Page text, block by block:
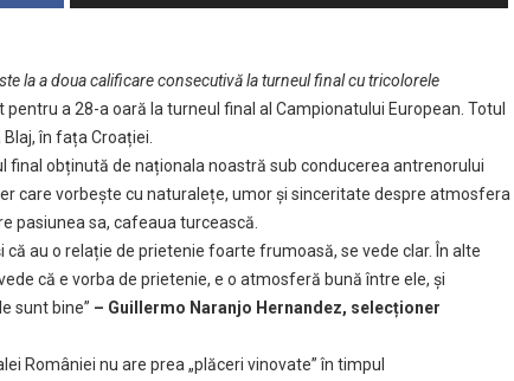
la a doua calificare consecutivă la turneul final cu tricolorele
a 28-a oară la turneul final al Campionatului European. Totul
în fața Croației.
final obținută de naționala noastră sub conducerea antrenorului
care vorbește cu naturalețe, umor și sinceritate despre atmosfera
pasiunea sa, cafeaua turcească.
au o relație de prietenie foarte frumoasă, se vede clar. În alte
că e vorba de prietenie, e o atmosferă bună între ele, și
sunt bine” – Guillermo Naranjo Hernandez, selecționer
României nu are prea „plăceri vinovate” în timpul